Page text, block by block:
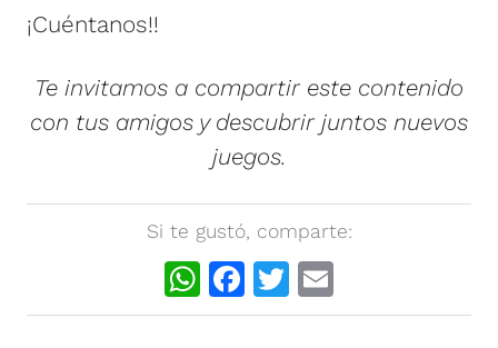
¡Cuéntanos!!
Te invitamos a compartir este contenido
con tus amigos y descubrir juntos nuevos
juegos.
Si te gustó, comparte:
WhatsApp
Facebook
Twitter